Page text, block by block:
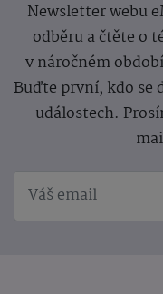
Newsletter webu
odběru a čtěte o
v náročném
Buďte první, kdo se
událostech.